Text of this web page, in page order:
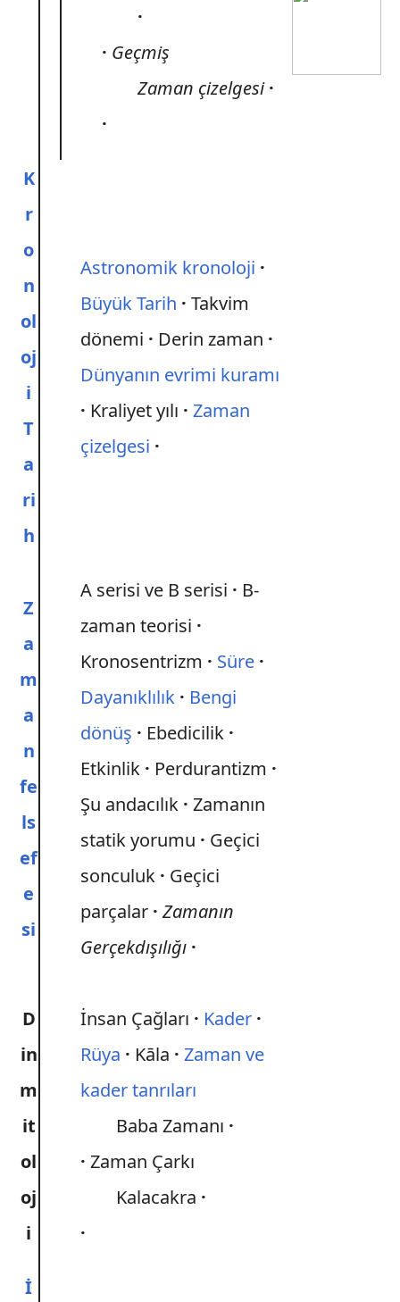
Geçmiş
Zaman çizelgesi
K
r
o
n
ol
oj
i
T
a
ri
h
Astronomik kronoloji
Büyük Tarih
Takvim
dönemi
Derin zaman
Dünyanın evrimi kuramı
Kraliyet yılı
Zaman
çizelgesi
Z
a
m
a
n
fe
ls
ef
e
si
A serisi ve B serisi
B-
zaman teorisi
Kronosentrizm
Süre
Dayanıklılık
Bengi
dönüş
Ebedicilik
Etkinlik
Perdurantizm
Şu andacılık Zamanın
statik yorumu
Geçici
sonculuk
Geçici
parçalar Zamanın
Gerçekdışılığı
D
in
m
it
ol
oj
i
İnsan Çağları
Kader
Rüya
Kāla
Zaman ve
kader tanrıları
Baba Zamanı
Zaman Çarkı
Kalacakra
İ